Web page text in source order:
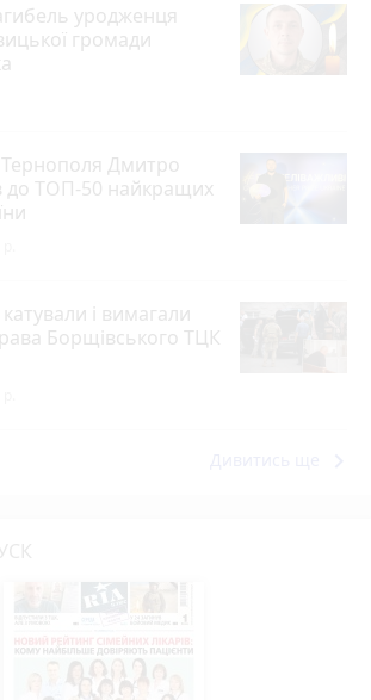
уродженця
громади
Тернополя Дмитро
до ТОП-50 найкращих
і вимагали
Борщівського ТЦК